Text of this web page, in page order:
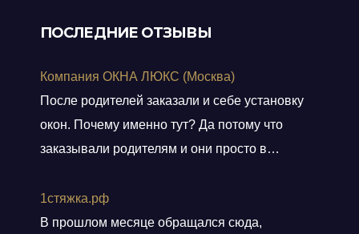
ПОСЛЕДНИЕ ОТЗЫВЫ
Компания ОКНА ЛЮКС (Москва)
После родителей заказали и себе установку
окон. Почему именно тут? Да потому что
заказывали родителям и они просто в
Заказали, приехал мастер, всё замерил, кое
чего посоветовал. Пришли заключать договор
1стяжка.рф
В прошлом месяце обращался сюда,